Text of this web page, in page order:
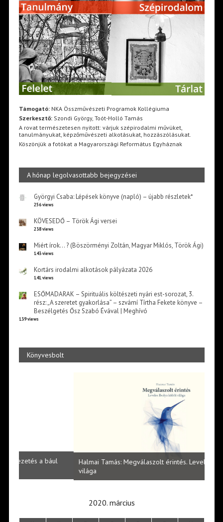
Támogató:NKA Összművészeti Programok Kollégiuma
Szerkesztő:Szondi György, Toót-Holló Tamás
A rovat természetesen nyitott: várjuk szépirodalmi művüket,
tanulmányukat, képzőművészeti alkotásukat, hozzászólásukat.
Köszönjük a fotókat a Magyarországi Református Egyháznak
A hónap legolvasottabb bejegyzései
Györgyi Csaba: Lépések könyve (napló) – újabb részletek*
256 views
KÖVESEDŐ – Török Ági versei
238 views
Miért írok… ? (Böszörményi Zoltán, Magyar Miklós, Török Ági)
143 views
Kortárs irodalmi alkotások pályázata 2026
141 views
ESŐMADARAK – Spirituális költészeti nyári est-sorozat, 3.
rész: „A szeretet gyakorlása” – szvámí Tírtha Fekete könyve –
Beszélgetés Ősz Szabó Évával | Meghívó
139 views
Könyvesbolt
Halmai Tamás: Megválaszolt érintés. Leveles Ibolya költői
2020. március